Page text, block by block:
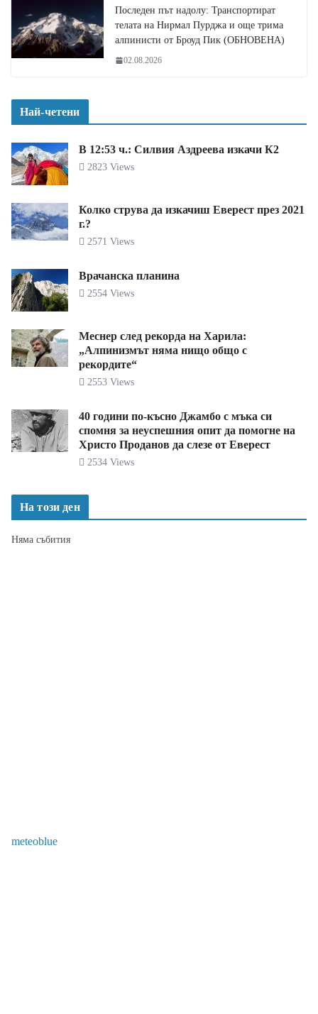
Последен път надолу: Транспортират
телата на Нирмал Пурджа и още трима
алпинисти от Броуд Пик (ОБНОВЕНА)
02.08.2026
Най-четени
В 12:53 ч.: Силвия Аздреева изкачи К2
2823 Views
Колко струва да изкачиш Еверест през 2021
г.?
2571 Views
Врачанска планина
2554 Views
Меснер след рекорда на Харила:
„Алпинизмът няма нищо общо с
рекордите“
2553 Views
40 години по-късно Джамбо с мъка си
спомня за неуспешния опит да помогне на
Христо Проданов да слезе от Еверест
2534 Views
На този ден
Няма събития
meteoblue